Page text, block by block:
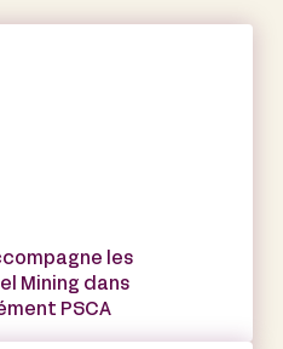
les
Mining dans
PSCA